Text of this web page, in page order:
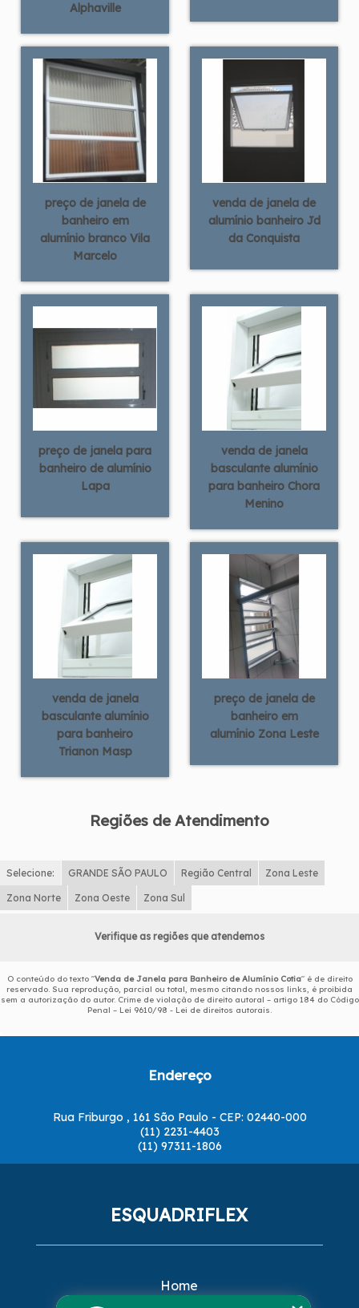
Alphaville
preço de janela de
banheiro em
alumínio branco Vila
Marcelo
venda de janela de
alumínio banheiro Jd
da Conquista
preço de janela para
banheiro de alumínio
Lapa
venda de janela
basculante alumínio
para banheiro Chora
Menino
venda de janela
basculante alumínio
para banheiro
Trianon Masp
preço de janela de
banheiro em
alumínio Zona Leste
Regiões de Atendimento
Selecione: GRANDE SÃO PAULO Região Central Zona Leste
Zona Norte Zona Oeste Zona Sul
Verifique as regiões que atendemos
O conteúdo do texto "Venda de Janela para Banheiro de Alumínio Cotia" é de direito
reservado. Sua reprodução, parcial ou total, mesmo citando nossos links, é proibida
sem a autorização do autor. Crime de violação de direito autoral – artigo 184 do Código
Penal – Lei 9610/98 - Lei de direitos autorais
Endereço
Rua Friburgo , 161 São Paulo - CEP: 02440-000
(11) 2231-4403
(11) 97311-1806
ESQUADRIFLEX
Home